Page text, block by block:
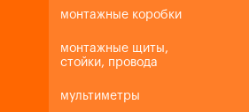
монтажные коробки
монтажные щиты,
стойки, провода
мультиметры